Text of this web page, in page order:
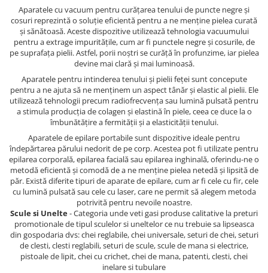
Aparatele cu vacuum pentru curățarea tenului de puncte negre și
cosuri reprezintă o soluție eficientă pentru a ne menține pielea curată
și sănătoasă. Aceste dispozitive utilizează tehnologia vacuumului
pentru a extrage impuritățile, cum ar fi punctele negre și cosurile, de
pe suprafața pielii. Astfel, porii noștri se curăță în profunzime, iar pielea
devine mai clară și mai luminoasă.
Aparatele pentru intinderea tenului și pielii feței sunt concepute
pentru a ne ajuta să ne menținem un aspect tânăr și elastic al pielii. Ele
utilizează tehnologii precum radiofrecvența sau lumină pulsată pentru
a stimula producția de colagen și elastină în piele, ceea ce duce la o
îmbunătățire a fermității și a elasticității tenului.
Aparatele de epilare portabile sunt dispozitive ideale pentru
îndepărtarea părului nedorit de pe corp. Acestea pot fi utilizate pentru
epilarea corporală, epilarea facială sau epilarea inghinală, oferindu-ne o
metodă eficientă și comodă de a ne menține pielea netedă și lipsită de
păr. Există diferite tipuri de aparate de epilare, cum ar fi cele cu fir, cele
cu lumină pulsată sau cele cu laser, care ne permit să alegem metoda
potrivită pentru nevoile noastre.
Scule si Unelte- Categoria unde veti gasi produse calitative la preturi
promotionale de tipul sculelor si uneltelor ce nu trebuie sa lipseasca
din gospodaria dvs: chei reglabile, chei universale, seturi de chei, seturi
de clesti, clesti reglabili, seturi de scule, scule de mana si electrice,
pistoale de lipit, chei cu crichet, chei de mana, patenti, clesti, chei
inelare si tubulare